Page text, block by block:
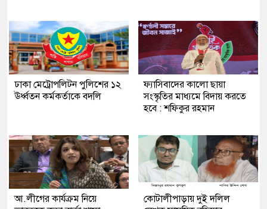
ঢাকা মেট্রোপলিটন পুলিশের ১২
ঊর্ধ্বতন কর্মকর্তাকে বদলি
ফ্যাসিবাদের কালো ছায়া
সংস্কৃতির মাধ্যমে বিদায় করতে
হবে : শফিকুর রহমান
আ.লীগের কার্যক্রম নিয়ে
কোটালীপাড়ায় দুই দলিল